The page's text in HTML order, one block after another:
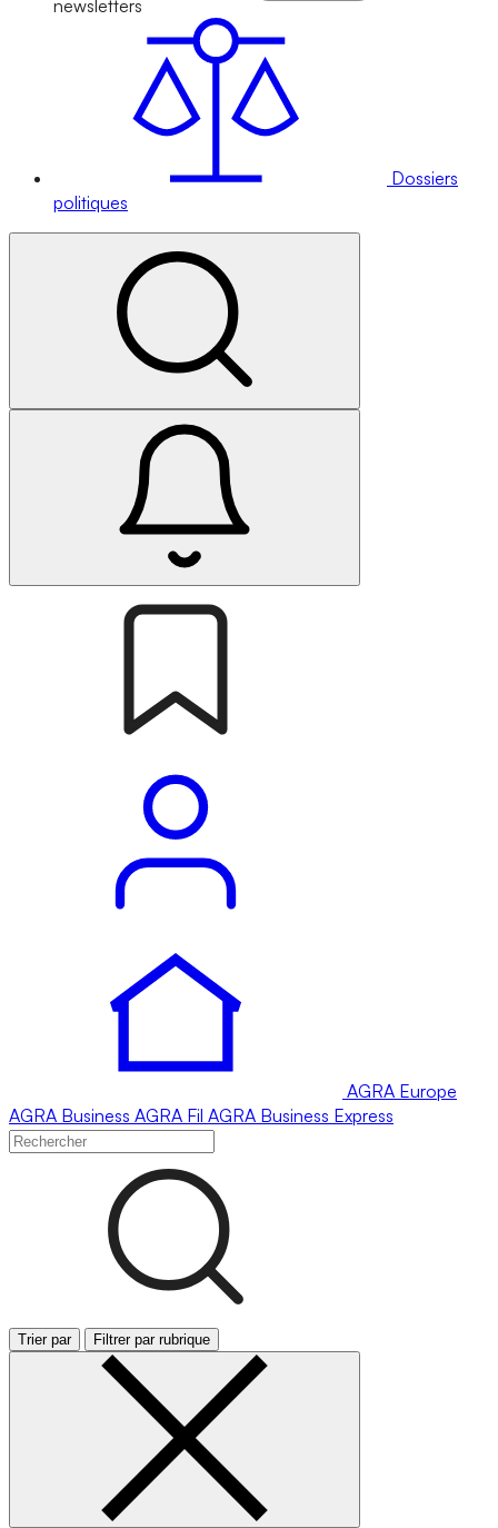
newsletters
Dossiers
politiques
AGRA Europe
AGRA Business AGRA Fil AGRA Business Express
Trier par Filtrer par rubrique